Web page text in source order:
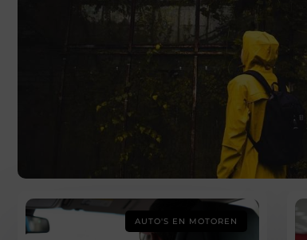
AUTO'S EN MOTOREN